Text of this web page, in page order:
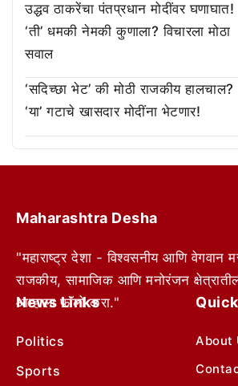
उद्धव ठाकरेंचा पंतप्रधान मोदींवर घणाघात!
‘ती’ धमकी नेमकी कुणाला? विचारला मोठा
सवाल
‘सदिच्छा भेट’ की मोठी राजकीय हालचाल?
‘या’ गटाचे खासदार मोदींना भेटणार!
Maharashtra Desha
"महाराष्ट्र देशा - विश्वसनीय आणि वेगवान
राजकीय, सामाजिक आणि मनोरंजन
आम्हाला फॉलो करा."
News Links
Politics
Sports
About